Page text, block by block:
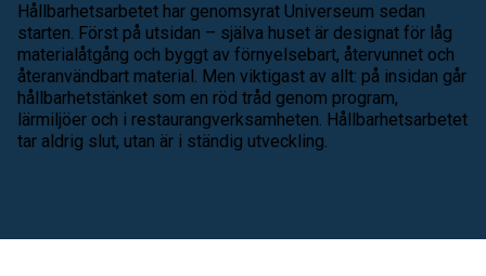
Hållbarhetsarbetet har genomsyrat Universeum sedan
starten. Först på utsidan – själva huset är designat för låg
materialåtgång och byggt av förnyelsebart, återvunnet och
återanvändbart material. Men viktigast av allt: på insidan går
hållbarhetstänket som en röd tråd genom program,
lärmiljöer och i restaurangverksamheten. Hållbarhetsarbetet
tar aldrig slut, utan är i ständig utveckling.